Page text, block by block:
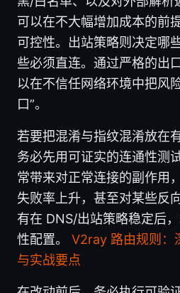
可以在不大幅增加成本的前
可控性。出站策略则决定哪
些必须直连。通过严格的出
以在不信任网络环境中把风
口”。
若要把混淆与指纹混淆放在
务必先用可证实的连通性测
常带来对正常连接的副作用
失败率上升，甚至对某些反
有在 DNS/出站策略稳定后
性配置。 V2ray 路由规则：
与实战要点